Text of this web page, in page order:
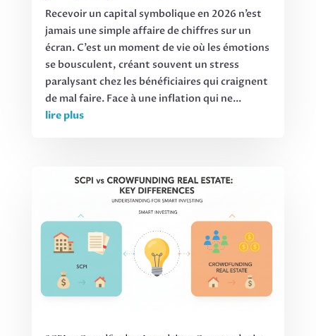
Recevoir un capital symbolique en 2026 n’est
jamais une simple affaire de chiffres sur un
écran. C’est un moment de vie où les émotions
se bousculent, créant souvent un stress
paralysant chez les bénéficiaires qui craignent
de mal faire. Face à une inflation qui ne...
lire plus